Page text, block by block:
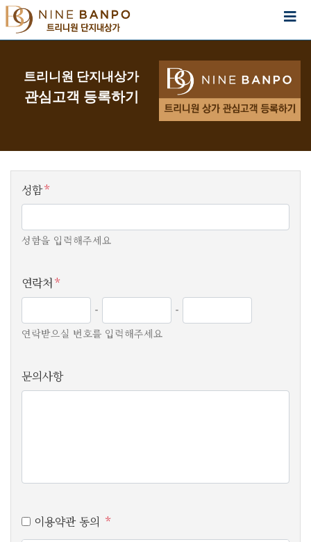
트리니원 단지내상가
관심고객 등록하기
성함*
성함을 입력해주세요
연락처*
-
-
연락받으실 번호를 입력해주세요
문의사항
이용약관 동의 *